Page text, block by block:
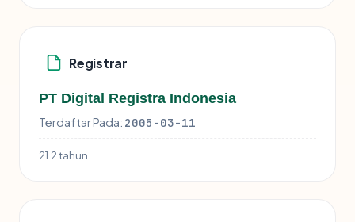
Registrar
PT Digital Registra Indonesia
Terdaftar Pada: 2005-03-11
21.2 tahun